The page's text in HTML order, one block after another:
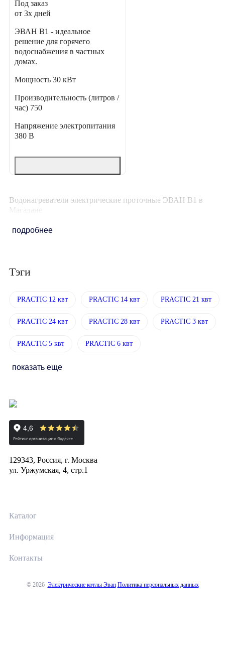
Под заказ
от 3х дней
ЭВАН В1 - идеальное
решение для горячего
водоснабжения в частных
домах.
Мощность 30 кВт
Производительность (литров /
час) 750
Напряжение электропитания
380 В
Водонагреватели электрические проточные ЭВАН В1 в
Магадане
подробнее
Тэги
PRACTIC 12 квт PRACTIC 14 квт PRACTIC 21 квт
PRACTIC 24 квт PRACTIC 28 квт PRACTIC 3 квт
PRACTIC 5 квт PRACTIC 6 квт
показать еще
129343, Россия, г. Москва
ул. Уржумская, 4, стр.1
Каталог
Информация
Контакты
© 2026 Электрические котлы Эван Политика персональных данных